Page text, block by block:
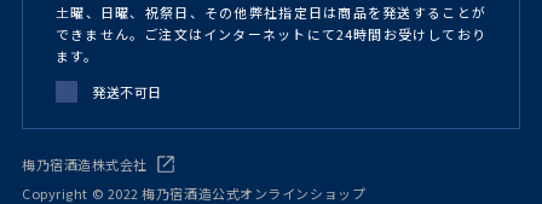
土曜、日曜、祝祭日、その他弊社指定日は商品を発送することが
できません。ご注文はインターネットにて24時間お受けしており
ます。
発送不可日
梅乃宿酒造株式会社
Copyright © 2022 梅乃宿酒造公式オンラインショップ